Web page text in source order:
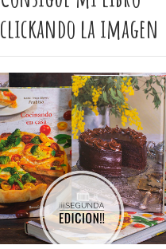
clickando la imagen